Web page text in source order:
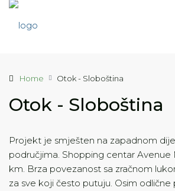
Home Otok - Sloboština
Otok - Sloboština
Projekt je smješten na zapadnom
područjima. Shopping centar Avenue
km. Brza povezanost sa zračnom
za sve koji često putuju. Osim